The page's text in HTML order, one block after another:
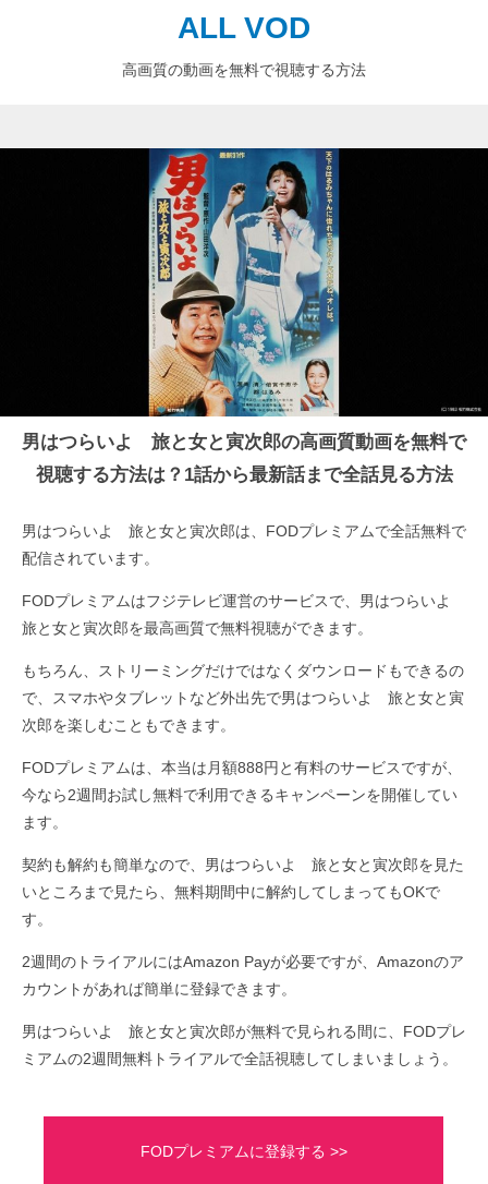
ALL VOD
高画質の動画を無料で視聴する方法
男はつらいよ 旅と女と寅次郎の高画質動画を無料で
視聴する方法は？1話から最新話まで全話見る方法
男はつらいよ 旅と女と寅次郎は、FODプレミアムで全話無料で
配信されています。
FODプレミアムはフジテレビ運営のサービスで、男はつらいよ
旅と女と寅次郎を最高画質で無料視聴ができます。
もちろん、ストリーミングだけではなくダウンロードもできるの
で、スマホやタブレットなど外出先で男はつらいよ 旅と女と寅
次郎を楽しむこともできます。
FODプレミアムは、本当は月額888円と有料のサービスですが、
今なら2週間お試し無料で利用できるキャンペーンを開催してい
ます。
契約も解約も簡単なので、男はつらいよ 旅と女と寅次郎を見た
いところまで見たら、無料期間中に解約してしまってもOKで
す。
2週間のトライアルにはAmazon Payが必要ですが、Amazonのア
カウントがあれば簡単に登録できます。
男はつらいよ 旅と女と寅次郎が無料で見られる間に、FODプレ
ミアムの2週間無料トライアルで全話視聴してしまいましょう。
FODプレミアムに登録する >>